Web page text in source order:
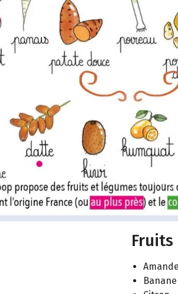
Fruits
Amande
Banane